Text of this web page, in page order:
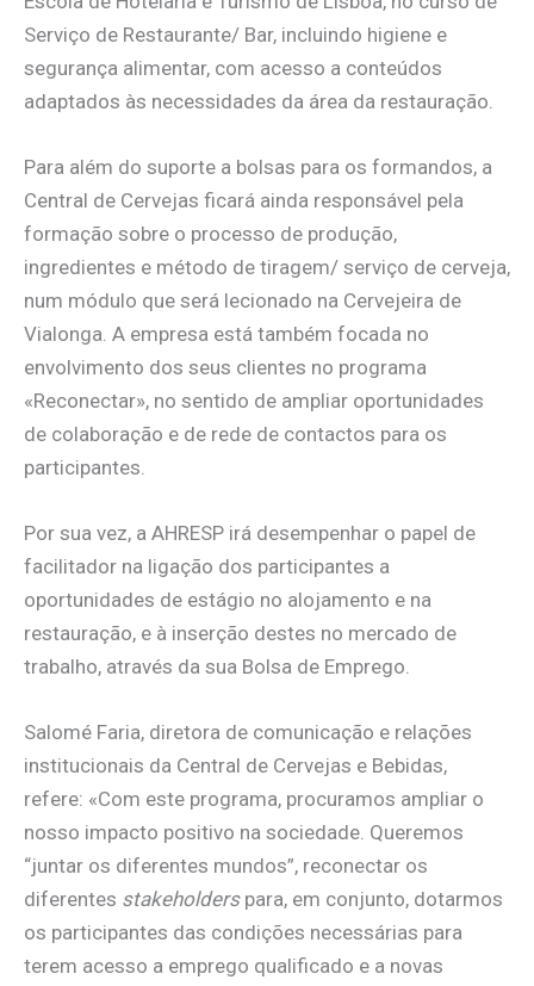
Serviço de Restaurante/ Bar, incluindo higiene e
segurança alimentar, com acesso a conteúdos
adaptados às necessidades da área da restauração.
Para além do suporte a bolsas para os formandos, a
Central de Cervejas ficará ainda responsável pela
formação sobre o processo de produção,
ingredientes e método de tiragem/ serviço de cerveja,
num módulo que será lecionado na Cervejeira de
Vialonga. A empresa está também focada no
envolvimento dos seus clientes no programa
«Reconectar», no sentido de ampliar oportunidades
de colaboração e de rede de contactos para os
participantes.
Por sua vez, a AHRESP irá desempenhar o papel de
facilitador na ligação dos participantes a
oportunidades de estágio no alojamento e na
restauração, e à inserção destes no mercado de
trabalho, através da sua Bolsa de Emprego.
Salomé Faria, diretora de comunicação e relações
institucionais da Central de Cervejas e Bebidas,
refere: «Com este programa, procuramos ampliar o
nosso impacto positivo na sociedade. Queremos
“juntar os diferentes mundos”, reconectar os
diferentes stakeholderspara, em conjunto, dotarmos
os participantes das condições necessárias para
terem acesso a emprego qualificado e a novas